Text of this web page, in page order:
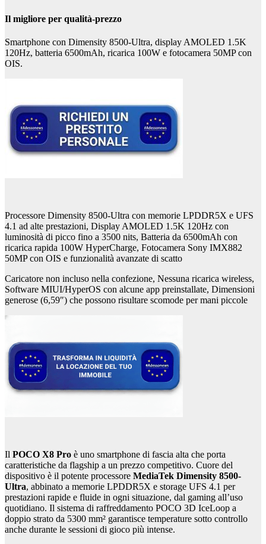
Il migliore per qualità-prezzo
Smartphone con Dimensity 8500-Ultra, display AMOLED 1.5K
120Hz, batteria 6500mAh, ricarica 100W e fotocamera 50MP con
OIS.
Processore Dimensity 8500-Ultra con memorie LPDDR5X e UFS
4.1 ad alte prestazioni, Display AMOLED 1.5K 120Hz con
luminosità di picco fino a 3500 nits, Batteria da 6500mAh con
ricarica rapida 100W HyperCharge, Fotocamera Sony IMX882
50MP con OIS e funzionalità avanzate di scatto
Caricatore non incluso nella confezione, Nessuna ricarica wireless,
Software MIUI/HyperOS con alcune app preinstallate, Dimensioni
generose (6,59″) che possono risultare scomode per mani piccole
Il POCO X8 Pro è uno smartphone di fascia alta che porta
caratteristiche da flagship a un prezzo competitivo. Cuore del
dispositivo è il potente processore MediaTek Dimensity 8500-
Ultra, abbinato a memorie LPDDR5X e storage UFS 4.1 per
prestazioni rapide e fluide in ogni situazione, dal gaming all’uso
quotidiano. Il sistema di raffreddamento POCO 3D IceLoop a
doppio strato da 5300 mm² garantisce temperature sotto controllo
anche durante le sessioni di gioco più intense.